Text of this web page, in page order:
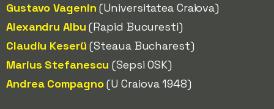
Gustavo Vagenin (Universitatea Craiova)
Alexandru Albu (Rapid Bucuresti)
Claudiu Keserü (Steaua Bucharest)
Marius Stefanescu (Sepsi OSK)
Andrea Compagno(U Craiova 1948)